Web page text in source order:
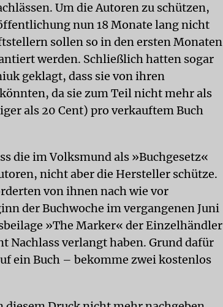
Um die Autoren zu schützen,
nun 18 Monate lang nicht
sollen so in den ersten Monaten
werden. Schließlich hatten sogar
geklagt, dass sie von ihren
da sie zum Teil nicht mehr als
als 20 Cent) pro verkauftem Buch
die im Volksmund als »Buchgesetz«
nicht aber die Hersteller schütze.
von ihnen nach wie vor
der Buchwoche im vergangenen Juni
»The Marker« der Einzelhändler
Nachlass verlangt haben. Grund dafür
ein Buch – bekomme zwei kostenlos